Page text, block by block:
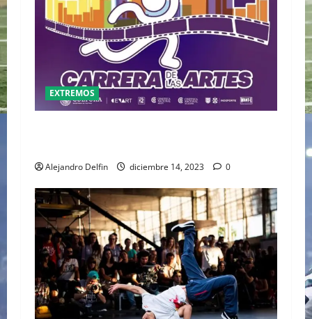
EXTREMOS
Alejandro Delfin diciembre 14, 2023 0